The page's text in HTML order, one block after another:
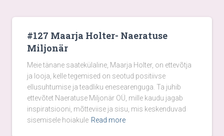
#127 Maarja Holter- Naeratuse
Miljonär
Meie tänane saatekülaline, Maarja Holter, on ettevõtja
ja looja, kelle tegemised on seotud positiivse
ellusuhtumise ja teadliku enesearenguga. Ta juhib
ettevõtet Naeratuse Miljonär OÜ, mille kaudu jagab
inspiratsiooni, mõtteviise ja sisu, mis keskenduvad
sisemisele hoiakule Read more